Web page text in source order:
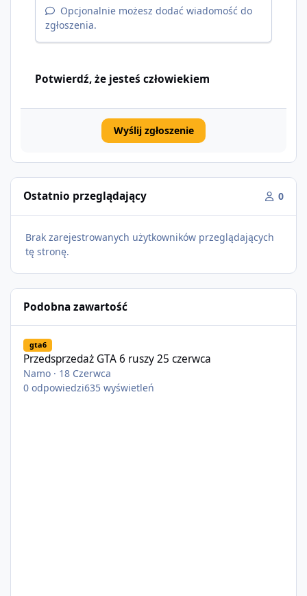
Opcjonalnie możesz dodać wiadomość do
zgłoszenia.
Potwierdź, że jesteś człowiekiem
Wyślij zgłoszenie
Ostatnio przeglądający 0
Brak zarejestrowanych użytkowników przeglądających
tę stronę.
Podobna zawartość
gta6
Przedsprzedaż GTA 6 ruszy 25 czerwca
Namo · 18 Czerwca
0 odpowiedzi635 wyświetleń